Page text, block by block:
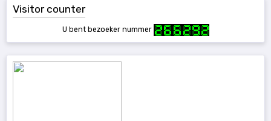
Visitor counter
U bent bezoeker nummer